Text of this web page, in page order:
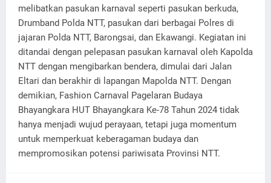
melibatkan pasukan karnaval seperti pasukan berkuda,
Drumband Polda NTT, pasukan dari berbagai Polres di
jajaran Polda NTT, Barongsai, dan Ekawangi. Kegiatan ini
ditandai dengan pelepasan pasukan karnaval oleh Kapolda
NTT dengan mengibarkan bendera, dimulai dari Jalan
Eltari dan berakhir di lapangan Mapolda NTT. Dengan
demikian, Fashion Carnaval Pagelaran Budaya
Bhayangkara HUT Bhayangkara Ke-78 Tahun 2024 tidak
hanya menjadi wujud perayaan, tetapi juga momentum
untuk memperkuat keberagaman budaya dan
mempromosikan potensi pariwisata Provinsi NTT.